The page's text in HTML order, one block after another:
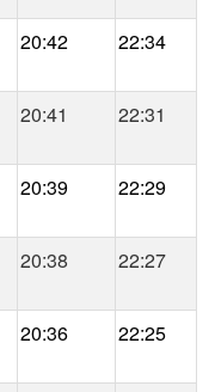
20:42 22:34
20:41 22:31
20:39 22:29
20:38 22:27
20:36 22:25